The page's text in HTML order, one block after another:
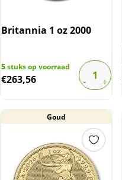
Britannia 1 oz 2000
5stuks op voorraad
€263,56
Goud